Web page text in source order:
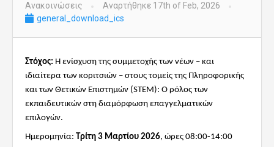
Ανακοινώσεις
Αναρτήθηκε 17th of Feb, 2026
general_download_ics
Στόχος: Η ενίσχυση της συμμετοχής των νέων – και
ιδιαίτερα των κοριτσιών – στους τομείς της Πληροφορικής
και των Θετικών Επιστημών (STEM): Ο ρόλος των
εκπαιδευτικών στη διαμόρφωση επαγγελματικών
επιλογών.
Ημερομηνία: Τρίτη 3 Μαρτίου 2026, ώρες 08:00-14:00